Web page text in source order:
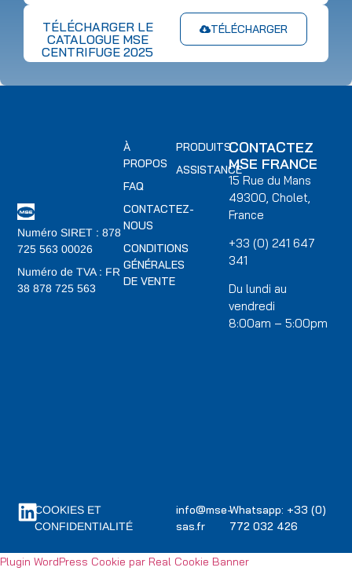
TÉLÉCHARGER
TÉLÉCHARGER LE
CATALOGUE MSE
CENTRIFUGE 2025
Numéro SIRET : 878
725 563 00026
Numéro de TVA : FR
38 878 725 563
PRODUITS
ASSISTANCE
À
PROPOS
FAQ
CONTACTEZ-
NOUS
CONDITIONS
GÉNÉRALES
DE VENTE
CONTACTEZ
MSE FRANCE
15 Rue du Mans
49300, Cholet,
France
+33 (0) 241 647
341
Du lundi au
vendredi
8:00am – 5:00pm
info@mse-
sas.fr
Whatsapp: +33 (0)
772 032 426
COOKIES ET
CONFIDENTIALITÉ
Plugin WordPress Cookie par Real Cookie Banner